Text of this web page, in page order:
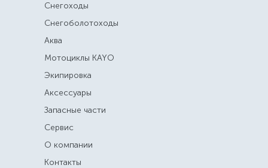
Снегоходы
Снегоболотоходы
Аква
Мотоциклы KAYO
Экипировка
Аксессуары
Запасные части
Сервис
О компании
Контакты